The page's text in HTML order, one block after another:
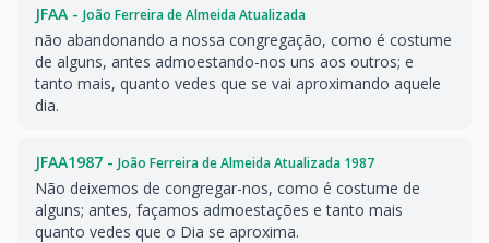
JFAA - João Ferreira de Almeida Atualizada
não abandonando a nossa congregação, como é costume
de alguns, antes admoestando-nos uns aos outros; e
tanto mais, quanto vedes que se vai aproximando aquele
dia.
JFAA1987 - João Ferreira de Almeida Atualizada 1987
Não deixemos de congregar-nos, como é costume de
alguns; antes, façamos admoestações e tanto mais
quanto vedes que o Dia se aproxima.